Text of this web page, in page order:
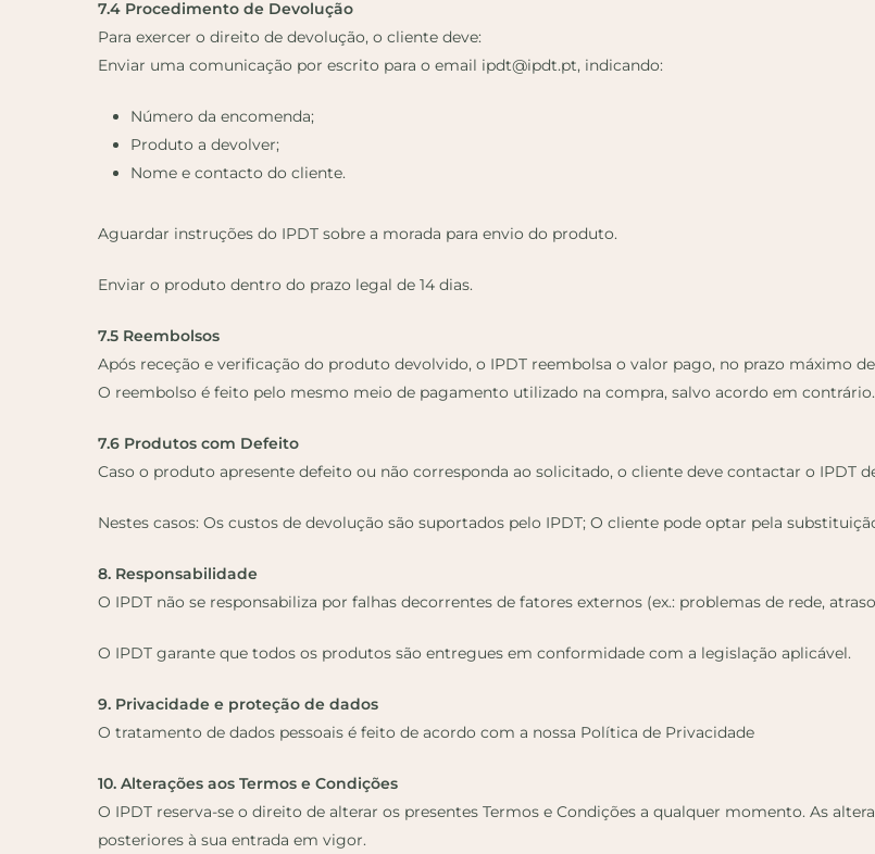
7.4 Procedimento de Devolução
Para exercer o direito de devolução, o cliente deve:
Enviar uma comunicação por escrito para o email ipdt@ipdt.pt, indicando:
Número da encomenda;
Produto a devolver;
Nome e contacto do cliente.
Aguardar instruções do IPDT sobre a morada para envio do produto.
Enviar o produto dentro do prazo legal de 14 dias.
7.5 Reembolsos
Após receção e verificação do produto devolvido, o IPDT reembolsa o valor pago, no prazo máximo de
O reembolso é feito pelo mesmo meio de pagamento utilizado na compra, salvo acordo em contrário.
7.6 Produtos com Defeito
Caso o produto apresente defeito ou não corresponda ao solicitado, o cliente deve contactar o IPDT
Nestes casos: Os custos de devolução são suportados pelo IPDT; O cliente pode optar pela
8. Responsabilidade
O IPDT não se responsabiliza por falhas decorrentes de fatores externos (ex.: problemas de rede,
O IPDT garante que todos os produtos são entregues em conformidade com a legislação aplicável.
9. Privacidade e proteção de dados
O tratamento de dados pessoais é feito de acordo com a nossa Política de Privacidade
10. Alterações aos Termos e Condições
O IPDT reserva-se o direito de alterar os presentes Termos e Condições a qualquer momento. As
posteriores à sua entrada em vigor.